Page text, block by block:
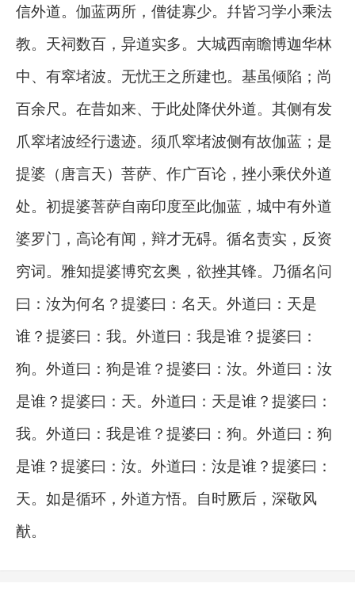
信外道。伽蓝两所，僧徒寡少。幷皆习学小乘法
教。天祠数百，异道实多。大城西南瞻博迦华林
中、有窣堵波。无忧王之所建也。基虽倾陷；尚
百余尺。在昔如来、于此处降伏外道。其侧有发
爪窣堵波经行遗迹。须爪窣堵波侧有故伽蓝；是
提婆（唐言天）菩萨、作广百论，挫小乘伏外道
处。初提婆菩萨自南印度至此伽蓝，城中有外道
婆罗门，高论有闻，辩才无碍。循名责实，反资
穷词。雅知提婆博究玄奥，欲挫其锋。乃循名问
曰：汝为何名？提婆曰：名天。外道曰：天是
谁？提婆曰：我。外道曰：我是谁？提婆曰：
狗。外道曰：狗是谁？提婆曰：汝。外道曰：汝
是谁？提婆曰：天。外道曰：天是谁？提婆曰：
我。外道曰：我是谁？提婆曰：狗。外道曰：狗
是谁？提婆曰：汝。外道曰：汝是谁？提婆曰：
天。如是循环，外道方悟。自时厥后，深敬风
猷。